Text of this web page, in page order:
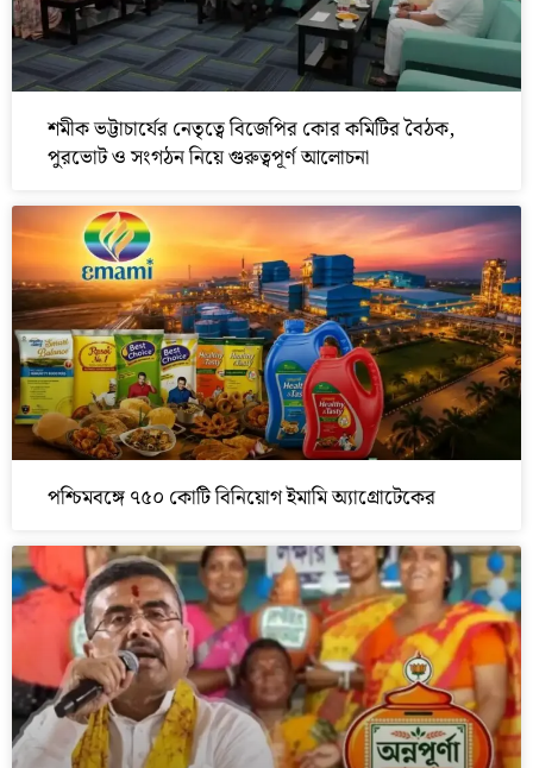
শমীক ভট্টাচার্যের নেতৃত্বে বিজেপির কোর কমিটির বৈঠক,
পুরভোট ও সংগঠন নিয়ে গুরুত্বপূর্ণ আলোচনা
পশ্চিমবঙ্গে ৭৫০ কোটি বিনিয়োগ ইমামি অ্যাগ্রোটেকের